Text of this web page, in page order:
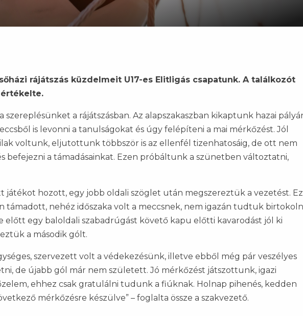
rájátszás küzdelmeit U17-es Elitligás csapatunk. A találkozót
a rájátszásban. Az alapszakaszban kikaptunk hazai
is levonni a tanulságokat és úgy felépíteni a mai mérkőzést. Jól
voltunk, eljutottunk többször is az ellenfél tizenhatosáig, de ott nem
befejezni a támadásainkat. Ezen próbáltunk a szünetben változtatni,
játékot hozott, egy jobb oldali szöglet után megszereztük a vezetést.
támadott, nehéz időszaka volt a meccsnek, nem igazán tudtuk
előtt egy baloldali szabadrúgást követő kapu előtti kavarodást jól ki
a második gólt.
szervezett volt a védekezésünk, illetve ebből még pár veszélyes
de újabb gól már nem született. Jó mérkőzést játszottunk, igazi
ehhez csak gratulálni tudunk a fiúknak. Holnap pihenés, kedden
mérkőzésre készülve” – foglalta össze a szakvezető.